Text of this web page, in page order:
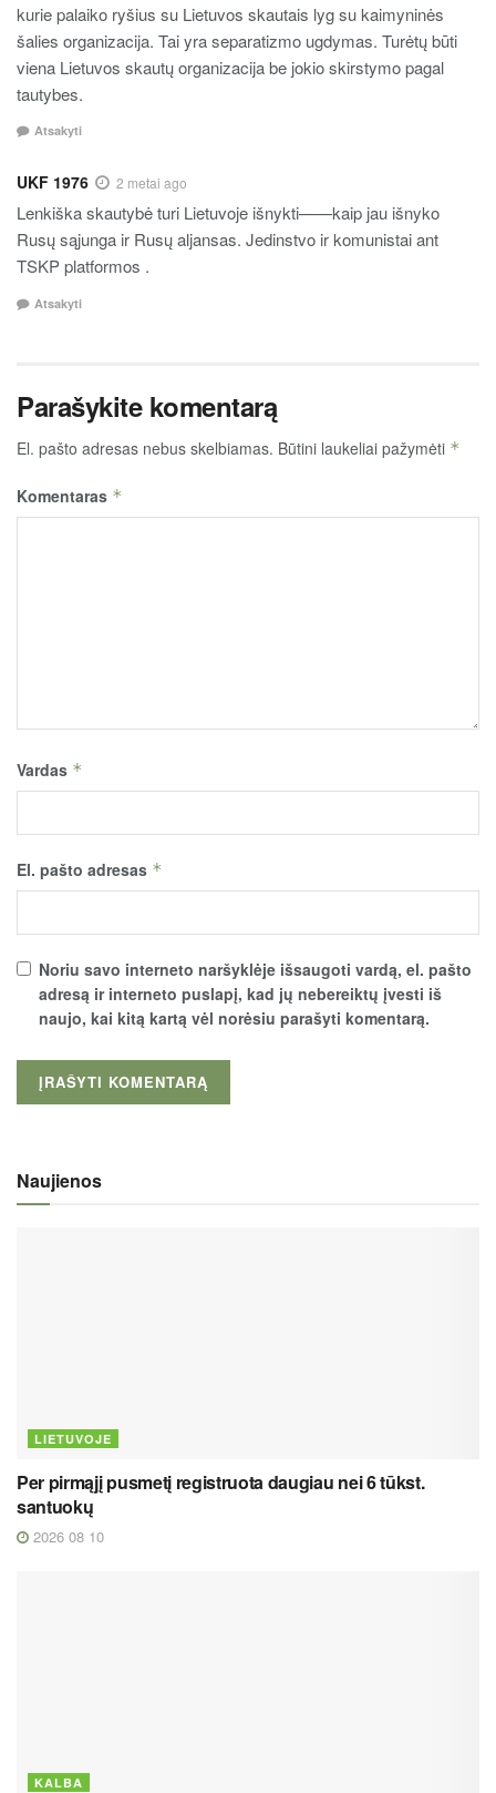
kurie palaiko ryšius su Lietuvos skautais lyg su kaimyninės
šalies organizacija. Tai yra separatizmo ugdymas. Turėtų būti
viena Lietuvos skautų organizacija be jokio skirstymo pagal
tautybes.
Atsakyti
UKF 1976 2 metai ago
Lenkiška skautybė turi Lietuvoje išnykti——kaip jau išnyko
Rusų sąjunga ir Rusų aljansas. Jedinstvo ir komunistai ant
TSKP platformos .
Atsakyti
Parašykite komentarą
El. pašto adresas nebus skelbiamas. Būtini laukeliai pažymėti *
Komentaras *
Vardas *
El. pašto adresas *
Noriu savo interneto naršyklėje išsaugoti vardą, el. pašto
adresą ir interneto puslapį, kad jų nebereiktų įvesti iš
naujo, kai kitą kartą vėl norėsiu parašyti komentarą.
Naujienos
LIETUVOJE
Per pirmąjį pusmetį registruota daugiau nei 6 tūkst.
santuokų
2026 08 10
KALBA